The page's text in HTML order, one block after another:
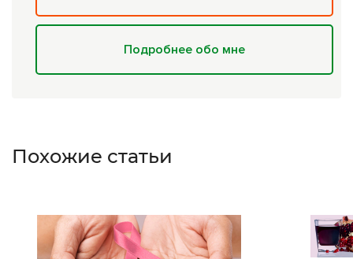
Подробнее обо мне
Похожие статьи